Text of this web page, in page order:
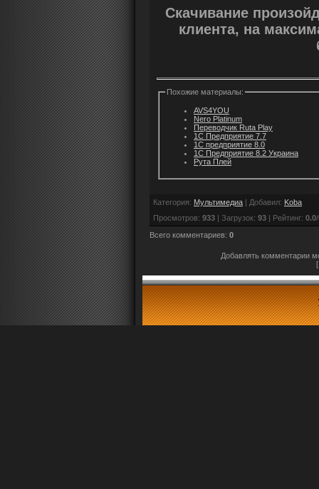
Скачивание
клиента, на
Похожие материалы:
AVS4YOU
Nero Platinum
Переводчик Ruta Play
1С Предприятие 7.7
1С предприятие 8.0
1С Предприятие 8.2 Украина
Рута Плей
Категория: Мультимедиа | Добавил: Koba
Просмотров: 933 | Загрузок: 93 | Рейтинг: 0.0/
Всего комментариев: 0
Добавлять комментарии